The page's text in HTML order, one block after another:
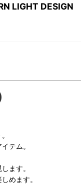
LIGHT DESIGN
テム。
ます。
めます。